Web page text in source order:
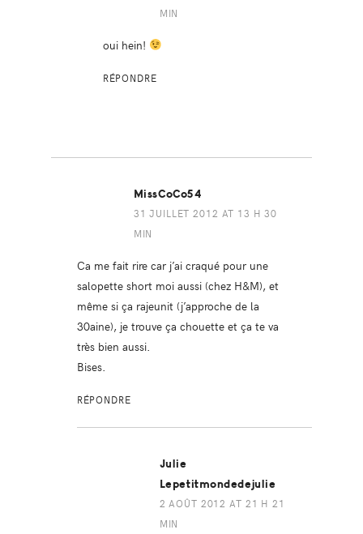
MIN
oui hein!
RÉPONDRE
MissCoCo54
31 JUILLET 2012 AT 13 H 30
MIN
Ca me fait rire car j’ai craqué pour une
salopette short moi aussi (chez H&M), et
même si ça rajeunit (j’approche de la
30aine), je trouve ça chouette et ça te va
très bien aussi.
Bises.
RÉPONDRE
Julie
Lepetitmondedejulie
2 AOÛT 2012 AT 21 H 21
MIN